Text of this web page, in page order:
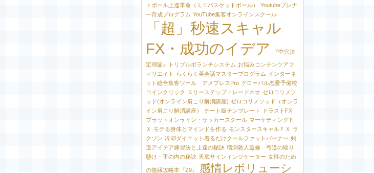
トボール上達革命（ミニバスケットボール）
Youtubeプレナ
ー育成プログラム YouTube集客オンラインスクール
「超」秒速スキャル
FX・成功のイデア
『中穴決
定理論』トリプルボランチシステム お悩みコンテンツアフ
ィリエイト
らくらく英会話マスタープログラム インターネ
ット総合集客ツール アメプレスPro グローバル恋愛予備校
コインクリック スリーステップトレードネオ ゼロコリメソ
ッド(オンライン肩こり解消講座) ゼロコリメソッド（オンラ
イン肩こり解消講座）
チート級テンプレート
ドラストFX
ブラットオンライン・サッカースクール マーケティングＦ
Ｘ モテる身体とマインドを作る モンスタースキャルＦＸ
ラ
クゾン 冷却ダイエット着るだけクールファットバーナー 剣
道アイデア練習法と上達の秘訣 増渕敦人監修 弓道の取り
懸け・手の内の秘訣 天底サインインジケーター 女性のため
の復縁攻略本『Z9』
感情レボリューシ